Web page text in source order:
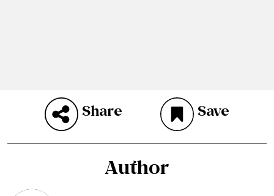
Share Save
Author